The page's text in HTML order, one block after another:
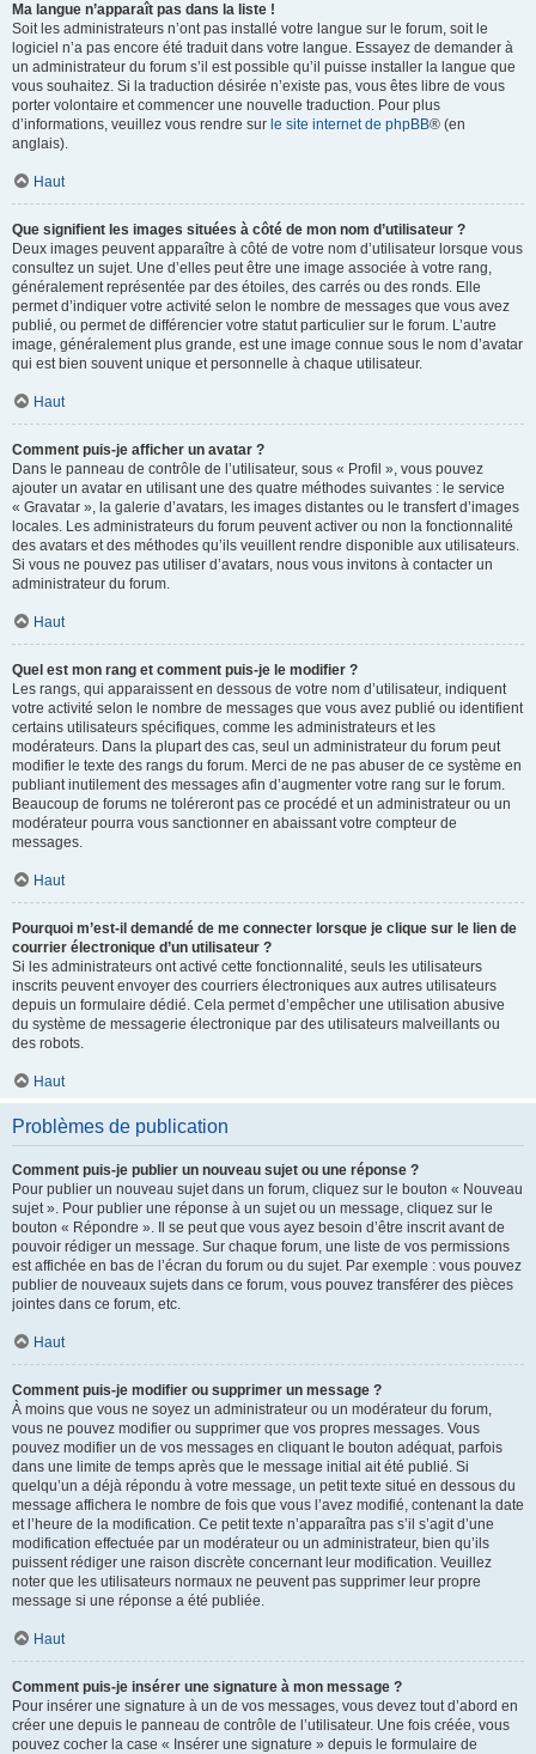
Ma langue n’apparaît pas dans la liste !
Soit les administrateurs n’ont pas installé votre langue sur le forum, soit le
logiciel n’a pas encore été traduit dans votre langue. Essayez de demander à
un administrateur du forum s’il est possible qu’il puisse installer la langue que
vous souhaitez. Si la traduction désirée n’existe pas, vous êtes libre de vous
porter volontaire et commencer une nouvelle traduction. Pour plus
d’informations, veuillez vous rendre sur le site internet de phpBB® (en
anglais).
Haut
Que signifient les images situées à côté de mon nom d’utilisateur ?
Deux images peuvent apparaître à côté de votre nom d’utilisateur lorsque vous
consultez un sujet. Une d’elles peut être une image associée à votre rang,
généralement représentée par des étoiles, des carrés ou des ronds. Elle
permet d’indiquer votre activité selon le nombre de messages que vous avez
publié, ou permet de différencier votre statut particulier sur le forum. L’autre
image, généralement plus grande, est une image connue sous le nom d’avatar
qui est bien souvent unique et personnelle à chaque utilisateur.
Haut
Comment puis-je afficher un avatar ?
Dans le panneau de contrôle de l’utilisateur, sous « Profil », vous pouvez
ajouter un avatar en utilisant une des quatre méthodes suivantes : le service
« Gravatar », la galerie d’avatars, les images distantes ou le transfert d’images
locales. Les administrateurs du forum peuvent activer ou non la fonctionnalité
des avatars et des méthodes qu’ils veuillent rendre disponible aux utilisateurs.
Si vous ne pouvez pas utiliser d’avatars, nous vous invitons à contacter un
administrateur du forum.
Haut
Quel est mon rang et comment puis-je le modifier ?
Les rangs, qui apparaissent en dessous de votre nom d’utilisateur, indiquent
votre activité selon le nombre de messages que vous avez publié ou identifient
certains utilisateurs spécifiques, comme les administrateurs et les
modérateurs. Dans la plupart des cas, seul un administrateur du forum peut
modifier le texte des rangs du forum. Merci de ne pas abuser de ce système en
publiant inutilement des messages afin d’augmenter votre rang sur le forum.
Beaucoup de forums ne toléreront pas ce procédé et un administrateur ou un
modérateur pourra vous sanctionner en abaissant votre compteur de
messages.
Haut
Pourquoi m’est-il demandé de me connecter lorsque je clique sur le lien de
courrier électronique d’un utilisateur ?
Si les administrateurs ont activé cette fonctionnalité, seuls les utilisateurs
inscrits peuvent envoyer des courriers électroniques aux autres utilisateurs
depuis un formulaire dédié. Cela permet d’empêcher une utilisation abusive
du système de messagerie électronique par des utilisateurs malveillants ou
des robots.
Haut
Problèmes de publication
Comment puis-je publier un nouveau sujet ou une réponse ?
Pour publier un nouveau sujet dans un forum, cliquez sur le bouton « Nouveau
sujet ». Pour publier une réponse à un sujet ou un message, cliquez sur le
bouton « Répondre ». Il se peut que vous ayez besoin d’être inscrit avant de
pouvoir rédiger un message. Sur chaque forum, une liste de vos permissions
est affichée en bas de l’écran du forum ou du sujet. Par exemple : vous pouvez
publier de nouveaux sujets dans ce forum, vous pouvez transférer des pièces
jointes dans ce forum, etc.
Haut
Comment puis-je modifier ou supprimer un message ?
À moins que vous ne soyez un administrateur ou un modérateur du forum,
vous ne pouvez modifier ou supprimer que vos propres messages. Vous
pouvez modifier un de vos messages en cliquant le bouton adéquat, parfois
dans une limite de temps après que le message initial ait été publié. Si
quelqu’un a déjà répondu à votre message, un petit texte situé en dessous du
message affichera le nombre de fois que vous l’avez modifié, contenant la date
et l’heure de la modification. Ce petit texte n’apparaîtra pas s’il s’agit d’une
modification effectuée par un modérateur ou un administrateur, bien qu’ils
puissent rédiger une raison discrète concernant leur modification. Veuillez
noter que les utilisateurs normaux ne peuvent pas supprimer leur propre
message si une réponse a été publiée.
Haut
Comment puis-je insérer une signature à mon message ?
Pour insérer une signature à un de vos messages, vous devez tout d’abord en
créer une depuis le panneau de contrôle de l’utilisateur. Une fois créée, vous
pouvez cocher la case « Insérer une signature » depuis le formulaire de